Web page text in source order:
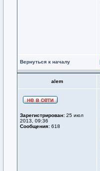
Вернуться к началу
alem
Зарегистрирован: 25 июл
2013, 09:36
Сообщения: 618